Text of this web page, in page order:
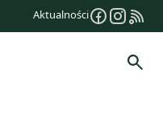
Aktualności